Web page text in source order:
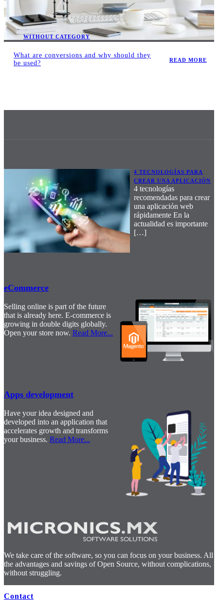
WITHOUT CATEGORY
What are conversions and why should they
be used?
READ MORE
4 TECNOLOGÍAS PARA
CREAR UNA APLICACIÓN
4 tecnologías
recomendadas para crear
una aplicación web
rápidamente En la
actualidad es importante
[…]
eCommerce
Selling online is part of the future
that is already here. E-commerce is
growing in double digits globally.
Open your store now. Read More...
Apps development
Have your idea designed and
developed into an application that
accelerates growth and transforms
your business. Read More...
We take care of the software, so you can focus on your business. All
the advantages and savings of Open Source, without complications,
without struggling.
Contact